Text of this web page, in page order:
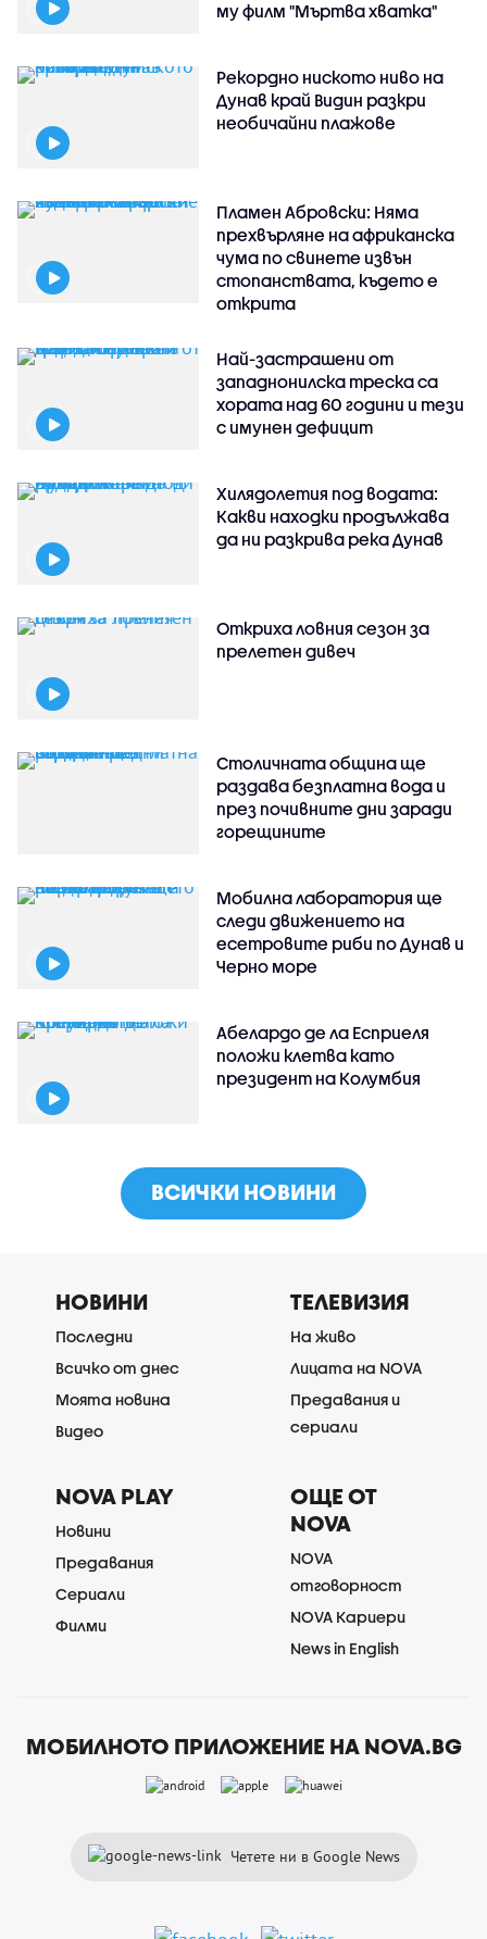
му филм "Мъртва хватка"
Рекордно ниското ниво на
Дунав край Видин разкри
необичайни плажове
Пламен Абровски: Няма
прехвърляне на африканска
чума по свинете извън
стопанствата, където е
открита
Най-застрашени от
западнонилска треска са
хората над 60 години и тези
с имунен дефицит
Хилядолетия под водата:
Какви находки продължава
да ни разкрива река Дунав
Откриха ловния сезон за
прелетен дивеч
Столичната община ще
раздава безплатна вода и
през почивните дни заради
горещините
Мобилна лаборатория ще
следи движението на
есетровите риби по Дунав и
Черно море
Абелардо де ла Есприеля
положи клетва като
президент на Колумбия
ВСИЧКИ НОВИНИ
НОВИНИ
Последни
Всичко от днес
Моята новина
Видео
ТЕЛЕВИЗИЯ
На живо
Лицата на NOVA
Предавания и
сериали
NOVA PLAY
Новини
Предавания
Сериали
Филми
ОЩЕ ОТ
NOVA
NOVA
отговорност
NOVA Кариери
News in English
МОБИЛНОТО ПРИЛОЖЕНИЕ НА NOVA.BG
Четете ни в Google News